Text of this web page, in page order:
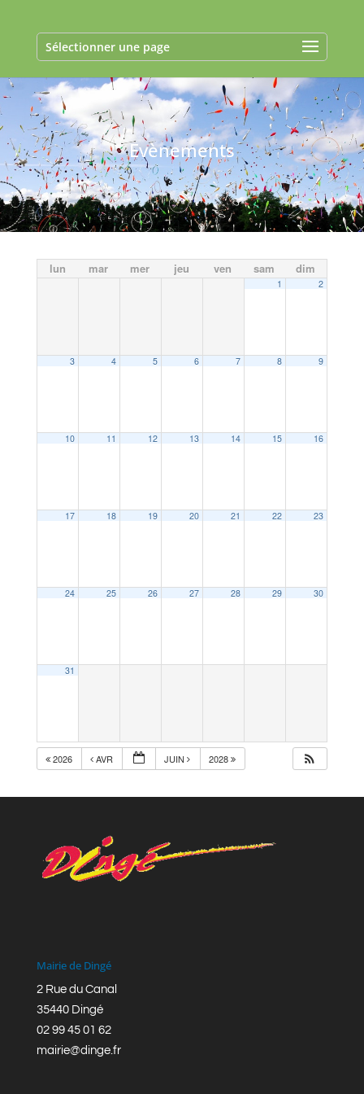
Sélectionner une page
Evènements
lun mar mer jeu ven sam dim
1 2
3 4 5 6 7 8 9
10 11 12 13 14 15 16
17 18 19 20 21 22 23
24 25 26 27 28 29 30
31
2026 AVR JUIN 2028
Mairie de Dingé
2 Rue du Canal
35440 Dingé
02 99 45 01 62
mairie@dinge.fr